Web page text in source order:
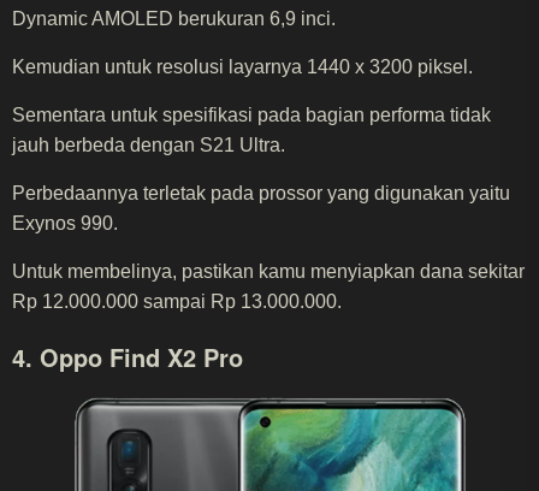
Dynamic AMOLED berukuran 6,9 inci.
Kemudian untuk resolusi layarnya 1440 x 3200 piksel.
Sementara untuk spesifikasi pada bagian performa tidak
jauh berbeda dengan S21 Ultra.
Perbedaannya terletak pada prossor yang digunakan yaitu
Exynos 990.
Untuk membelinya, pastikan kamu menyiapkan dana sekitar
Rp 12.000.000 sampai Rp 13.000.000.
4. Oppo Find X2 Pro